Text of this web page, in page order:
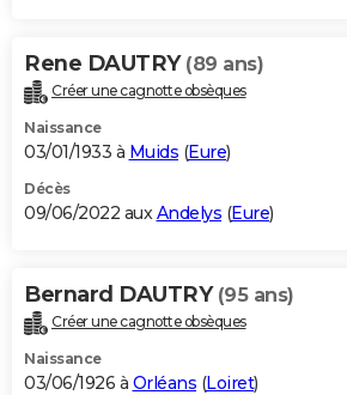
Rene DAUTRY (89 ans)
Créer une cagnotte obsèques
Naissance
03/01/1933 à Muids (Eure)
Décès
09/06/2022 auxAndelys (Eure)
Bernard DAUTRY (95 ans)
Créer une cagnotte obsèques
Naissance
03/06/1926 à Orléans (Loiret)